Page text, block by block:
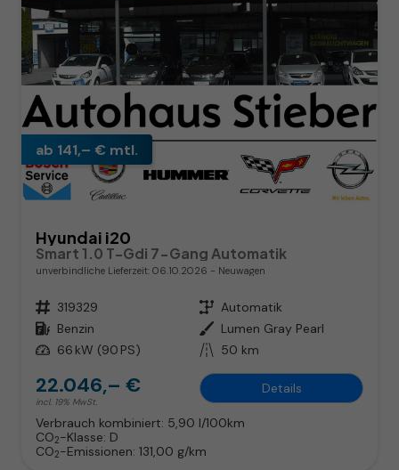
ab 141,– € mtl.
Hyundai i20
Smart 1.0 T-Gdi 7-Gang Automatik
unverbindliche Lieferzeit: 06.10.2026 Neuwagen
Fahrzeugnr. 319329 Getriebe Automatik
Kraftstoff Benzin Außenfarbe Lumen Gray Pearl
Leistung 66 kW (90 PS) Kilometerstand 50 km
22.046,– €
incl. 19% MwSt.
Details
Verbrauch kombiniert: 5,90 l/100km
CO2-Klasse: D
CO2-Emissionen: 131,00 g/km